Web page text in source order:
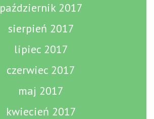
październik 2017
sierpień 2017
lipiec 2017
czerwiec 2017
maj 2017
kwiecień 2017